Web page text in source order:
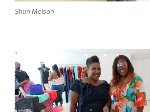
Shun Melson